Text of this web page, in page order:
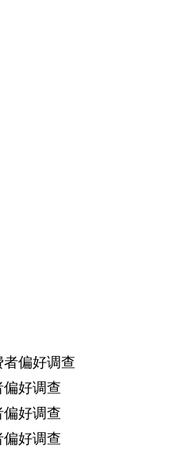
偏好调查
好调查
好调查
好调查